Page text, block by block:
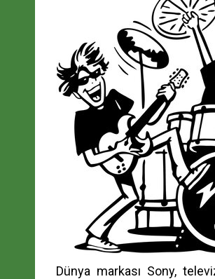
Dünya markası Sony,